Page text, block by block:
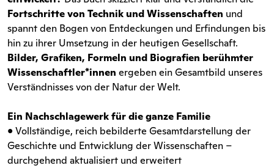
Fortschritte von Technik und Wissenschaften und
spannt den Bogen von Entdeckungen und Erfindungen bis
hin zu ihrer Umsetzung in der heutigen Gesellschaft.
Bilder, Grafiken, Formeln und Biografien berühmter
Wissenschaftler*innen ergeben ein Gesamtbild unseres
Verständnisses von der Natur der Welt.
Ein Nachschlagewerk für die ganze Familie
• Vollständige, reich bebilderte Gesamtdarstellung der
Geschichte und Entwicklung der Wissenschaften –
durchgehend aktualisiert und erweitert